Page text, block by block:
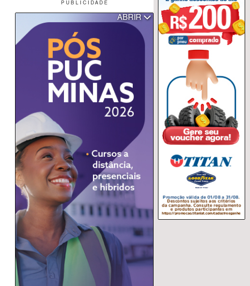
P U B L I C I D A D E
ABRIR